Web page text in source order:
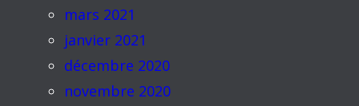
mars 2021
janvier 2021
décembre 2020
novembre 2020